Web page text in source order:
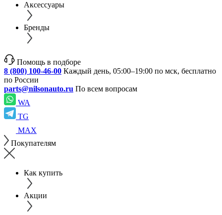
Аксессуары
Бренды
Помощь в подборе
8 (800) 100-46-00 Каждый день, 05:00–19:00 по мск, бесплатно
по России
parts@nilsonauto.ru По всем вопросам
WA
TG
MAX
Покупателям
Как купить
Акции